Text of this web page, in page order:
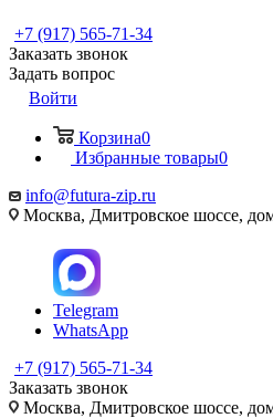
+7 (917) 565-71-34
Заказать звонок
Задать вопрос
Войти
Корзина0
Избранные товары0
info@futura-zip.ru
Москва, Дмитровское шоссе,
Telegram
WhatsApp
+7 (917) 565-71-34
Заказать звонок
Москва, Дмитровское шоссе,